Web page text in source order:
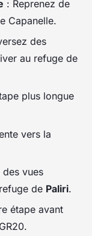
: Reprenez de
Capanelle.
des
au refuge de
plus longue
vers la
vues
de Paliri.
étape avant